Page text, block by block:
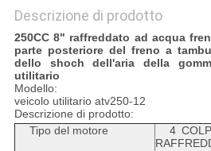
Descrizione di prodotto
250CC 8" raffreddato ad acqua
parte posteriore del freno a
dello shoch dell'aria della
utilitario
Modello:
veicolo utilitario atv250-12
Descrizione di prodotto:
Tipo del motore
4